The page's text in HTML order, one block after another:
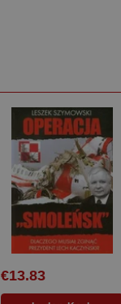
€13.83